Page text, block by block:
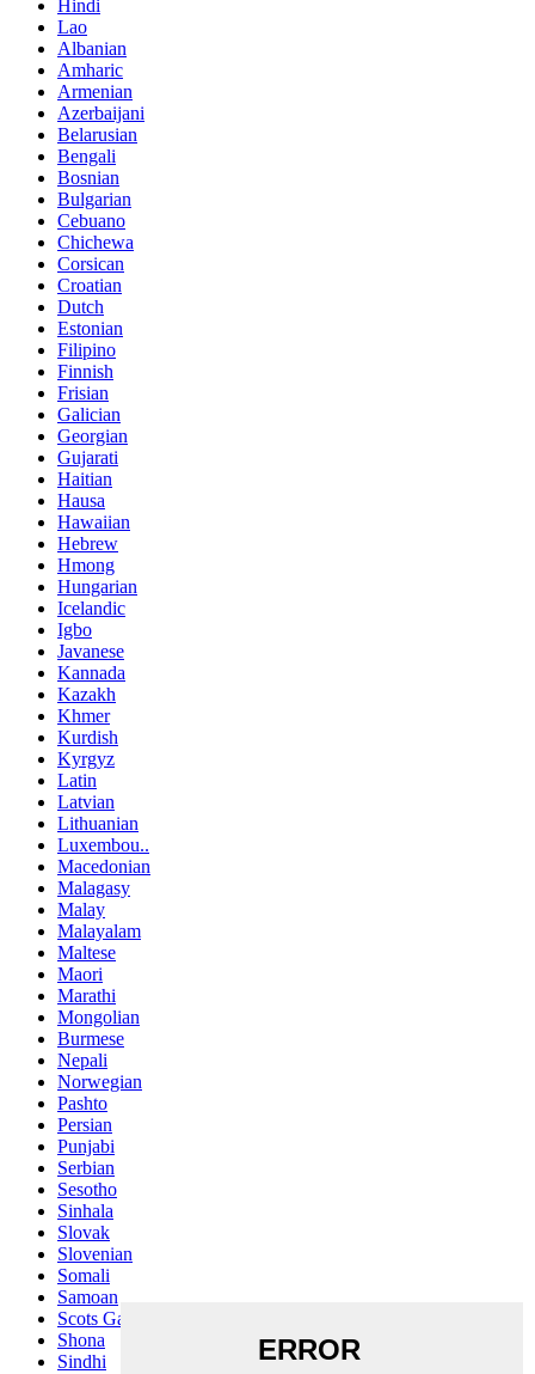
Hindi
Lao
Albanian
Amharic
Armenian
Azerbaijani
Belarusian
Bengali
Bosnian
Bulgarian
Cebuano
Chichewa
Corsican
Croatian
Dutch
Estonian
Filipino
Finnish
Frisian
Galician
Georgian
Gujarati
Haitian
Hausa
Hawaiian
Hebrew
Hmong
Hungarian
Icelandic
Igbo
Javanese
Kannada
Kazakh
Khmer
Kurdish
Kyrgyz
Latin
Latvian
Lithuanian
Luxembou..
Macedonian
Malagasy
Malay
Malayalam
Maltese
Maori
Marathi
Mongolian
Burmese
Nepali
Norwegian
Pashto
Persian
Punjabi
Serbian
Sesotho
Sinhala
Slovak
Slovenian
Somali
Samoan
Scots Gaelic
Shona
Sindhi